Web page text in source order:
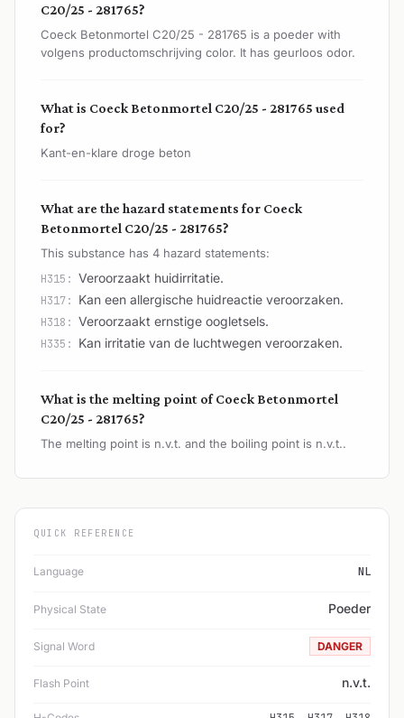
C20/25 - 281765?
Coeck Betonmortel C20/25 - 281765 is a poeder with
volgens productomschrijving color. It has geurloos odor.
What is Coeck Betonmortel C20/25 - 281765 used
for?
Kant-en-klare droge beton
What are the hazard statements for Coeck
Betonmortel C20/25 - 281765?
This substance has 4 hazard statements:
H315: Veroorzaakt huidirritatie.
H317: Kan een allergische huidreactie veroorzaken.
H318: Veroorzaakt ernstige oogletsels.
H335: Kan irritatie van de luchtwegen veroorzaken.
What is the melting point of Coeck Betonmortel
C20/25 - 281765?
The melting point is n.v.t. and the boiling point is n.v.t..
QUICK REFERENCE
Language NL
Physical State Poeder
Signal Word DANGER
Flash Point n.v.t.